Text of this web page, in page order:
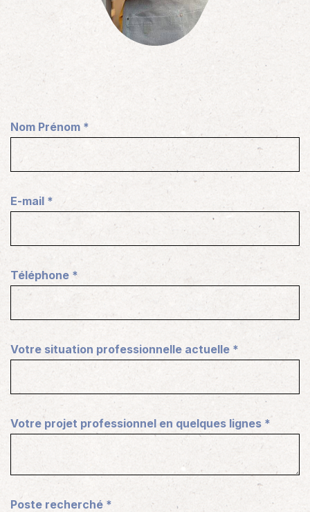
Nom Prénom *
E-mail *
Téléphone *
Votre situation professionnelle actuelle *
Votre projet professionnel en quelques lignes *
Poste recherché *